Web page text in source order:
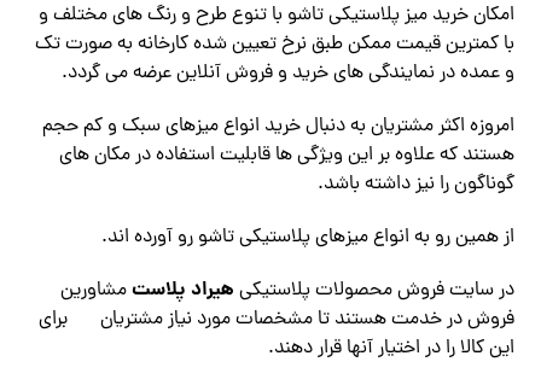
امکان خرید میز پلاستیکی تاشو با تنوع طرح و رنگ های مختلف و
با کمترین قیمت ممکن طبق نرخ تعیین شده کارخانه به صورت تک
و عمده در نمایندگی های خرید و فروش آنلاین عرضه می گردد.
امروزه اکثر مشتریان به دنبال خرید انواع میزهای سبک و کم حجم
هستند که علاوه بر این ویژگی ها قابلیت استفاده در مکان های
گوناگون را نیز داشته باشد.
از همین رو به انواع میزهای پلاستیکی تاشو رو آورده اند.
در سایت فروش محصولات پلاستیکی هیراد پلاستمشاورین
فروش در خدمت هستند تا مشخصات مورد نیاز مشتریان
برای
این کالا را در اختیار آنها قرار دهند.